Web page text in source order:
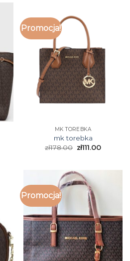
Promocja!
MK TOREBKA
mk torebka
zł178.00 zł111.00
Promocja!